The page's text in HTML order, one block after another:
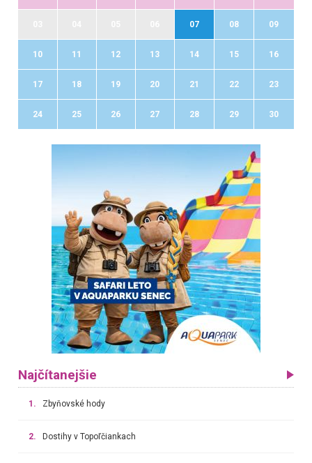
07 08 09
10 11 12 13 14 15 16
17 18 19 20 21 22 23
24 25 26 27 28 29 30
Najčítanejšie
1. Zbyňovské hody
2. Dostihy v Topoľčiankach